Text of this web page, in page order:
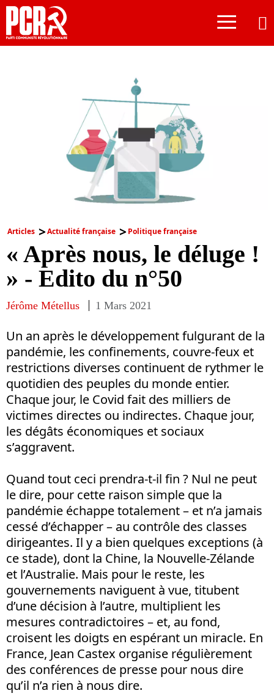
≡
Articles Actualité française Politique française
« Après nous, le déluge !
» - Edito du n°50
Jérôme Métellus 1 Mars 2021
Un an après le développement fulgurant de la
pandémie, les confinements, couvre-feux et
restrictions diverses continuent de rythmer le
quotidien des peuples du monde entier.
Chaque jour, le Covid fait des milliers de
victimes directes ou indirectes. Chaque jour,
les dégâts économiques et sociaux
s’aggravent.
Quand tout ceci prendra-t-il fin ? Nul ne peut
le dire, pour cette raison simple que la
pandémie échappe totalement – et n’a jamais
cessé d’échapper – au contrôle des classes
dirigeantes. Il y a bien quelques exceptions (à
ce stade), dont la Chine, la Nouvelle-Zélande
et l’Australie. Mais pour le reste, les
gouvernements naviguent à vue, titubent
d’une décision à l’autre, multiplient les
mesures contradictoires – et, au fond,
croisent les doigts en espérant un miracle. En
France, Jean Castex organise régulièrement
des conférences de presse pour nous dire
qu’il n’a rien à nous dire.